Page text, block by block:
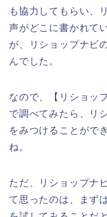
も協力してもらい、
声がどこに書かれて
が、リショップナビ
んでした。
なので、【リショッ
で調べてみたら、リ
をみつけることがで
ね。
ただ、リショップナ
て思ったのは、まず